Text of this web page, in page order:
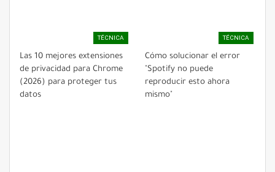
TÉCNICA
Las 10 mejores extensiones
de privacidad para Chrome
(2026) para proteger tus
datos
TÉCNICA
Cómo solucionar el error
"Spotify no puede
reproducir esto ahora
mismo"